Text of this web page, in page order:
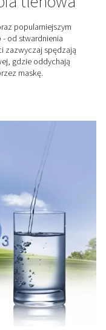
reaction;
it. With Pneumatech's
your own high-purity
oxygen
curing results.